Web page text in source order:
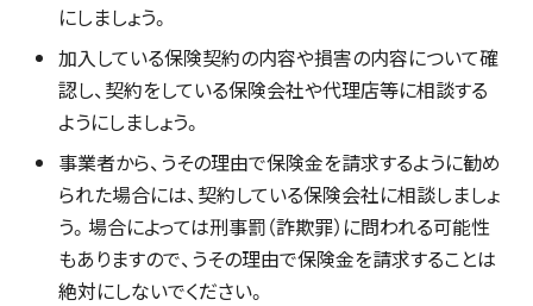
にしましょう。
加入している保険契約の内容や損害の内容について確
認し、契約をしている保険会社や代理店等に相談する
ようにしましょう。
事業者から、うその理由で保険金を請求するように勧め
られた場合には、契約している保険会社に相談しましょ
う。場合によっては刑事罰（詐欺罪）に問われる可能性
もありますので、うその理由で保険金を請求することは
絶対にしないでください。